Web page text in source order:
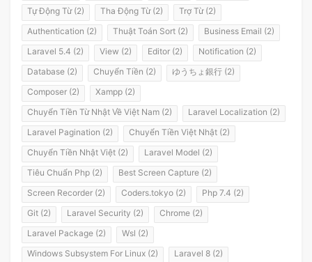
Tự Động Từ (2)
Tha Động Từ (2)
Trợ Từ (2)
Authentication (2)
Thuật Toán Sort (2)
Business Email (2)
Laravel 5.4 (2)
View (2) Editor (2)
Notification (2)
Database (2)
Chuyển Tiền (2)
ゆうちょ銀行 (2)
Composer (2)
Xampp (2)
Chuyển Tiền Từ Nhật Về Việt Nam (2)
Laravel Localization (2)
Laravel Pagination (2)
Chuyển Tiền Việt Nhật (2)
Chuyển Tiền Nhật Việt (2)
Laravel Model (2)
Tiêu Chuẩn Php (2)
Best Screen Capture (2)
Screen Recorder (2)
Coders.tokyo (2)
Php 7.4 (2)
Git (2)
Laravel Security (2)
Chrome (2)
Laravel Package (2)
Wsl (2)
Windows Subsystem For Linux (2)
Laravel 8 (2)